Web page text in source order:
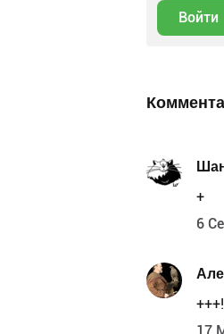
Войти
+
6